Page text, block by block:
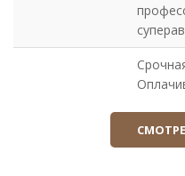
или